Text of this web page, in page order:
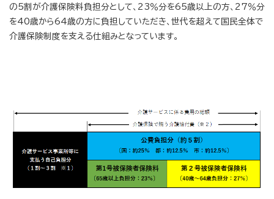
の5割が介護保険料負担分として、23％分を65歳以上の方、27％分
を40歳から64歳の方に負担していただき、世代を超えて国民全体で
介護保険制度を支える仕組みとなっています。